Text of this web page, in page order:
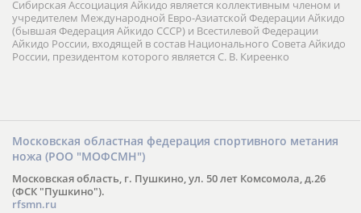
Сибирская Ассоциация Айкидо является коллективным членом и
учредителем Международной Евро-Азиатской Федерации Айкидо
(бывшая Федерация Айкидо СССР) и Всестилевой Федерации
Айкидо России, входящей в состав Национального Совета Айкидо
России, президентом которого является С. В. Киреенко
Московская областная федерация спортивного метания
ножа (РОО "МОФСМН")
Московская область, г. Пушкино, ул. 50 лет Комсомола, д.26
(ФСК "Пушкино").
rfsmn.ru